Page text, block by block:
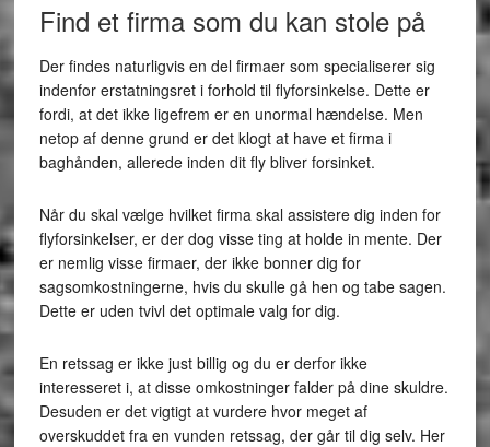
Find et firma som du kan stole på
Der findes naturligvis en del firmaer som specialiserer sig
indenfor erstatningsret i forhold til flyforsinkelse. Dette er
fordi, at det ikke ligefrem er en unormal hændelse. Men
netop af denne grund er det klogt at have et firma i
baghånden, allerede inden dit fly bliver forsinket.
Når du skal vælge hvilket firma skal assistere dig inden for
flyforsinkelser, er der dog visse ting at holde in mente. Der
er nemlig visse firmaer, der ikke bonner dig for
sagsomkostningerne, hvis du skulle gå hen og tabe sagen.
Dette er uden tvivl det optimale valg for dig.
En retssag er ikke just billig og du er derfor ikke
interesseret i, at disse omkostninger falder på dine skuldre.
Desuden er det vigtigt at vurdere hvor meget af
overskuddet fra en vunden retssag, der går til dig selv. Her